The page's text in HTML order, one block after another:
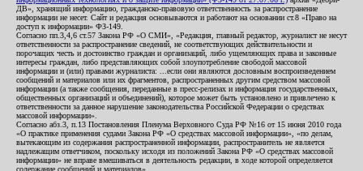
ДВ», хранящий информацию, гражданско-правовую ответственность за распространение
информации не несет. Сайт и редакция основываются и работают на основании ст.8 «Право на
доступ к информации» ФЗ-149.
Согласно пп.3,4,6 ст.57 Закона РФ «О СМИ», «Редакция, главный редактор, журналист не несут
ответственности за распространение сведений, не соответствующих действительности и
порочащих честь и достоинство граждан и организаций, либо ущемляющих права и законные
интересы граждан, либо представляющих собой злоупотребление свободой массовой
информации и (или) правами журналиста: ...если они являются дословным воспроизведением
сообщений и материалов или их фрагментов, распространенных другим средством массовой
информации (а также сообщения, переданные в пресс-релизах и информация государственных,
общественных организаций и объединений), которое может быть установлено и привлечено к
ответственности за данное нарушение законодательства Российской Федерации о средствах
массовой информации».
Согласно абз.3, п.13 Постановления Пленума Верховного Суда РФ №16 от 15 июня 2010 года
«О практике применения судами Закона РФ «О средствах массовой информации», «по делам,
вытекающим из содержания распространенной информации, распространитель не является
надлежащим ответчиком, поскольку исходя из положений Закона РФ «О средствах массовой
информации» не вправе вмешиваться в деятельность редакции, в ходе которой определяется
содержание сообщений и материалов».